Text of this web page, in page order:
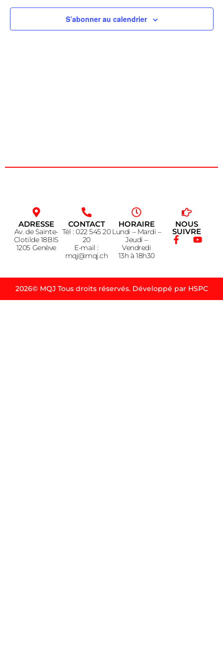
de
vues
S’abonner au calendrier
ADRESSE
Av. de Sainte-
Clotilde 18BIS
1205 Genève
CONTACT
Tél : 022 545 20
20
E-mail :
mqj@mqj.ch
HORAIRE
Lundi – Mardi –
Jeudi –
Vendredi
13h à 18h30
NOUS
SUIVRE
2026© MQJ Tous droits réservés. Développé par HSPC